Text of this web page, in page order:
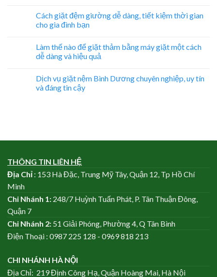
Cách giặt đệm giường dễ dàng, tiết kiệm thời gian
cho gia đình bạn
Làm thế nào để giặt thảm bằng máy giặt một cách
dễ dàng và hiệu quả
Dịch vụ giặt nệm Bình Dương chuyên nghiệp, uy tín
và đáng tin cậy
THÔNG TIN LIÊN HỆ
Địa Chỉ : 153 Hà Đặc, Trung Mỹ Tây, Quận 12, Tp Hồ Chí
Minh
Chi Nhánh 1: 248/7 Huỳnh Tuấn Phát, P. Tân Thuận Đông,
Quận 7
Chi Nhánh 2: 51 Giải Phóng, Phường 4, Q Tân Bình
Điện Thoại : 0987 225 128 - 0969 818 213
CHI NHÁNH HÀ NỘI
Địa Chỉ: 219 Định Công Hạ, Quận Hoàng Mai, Hà Nội